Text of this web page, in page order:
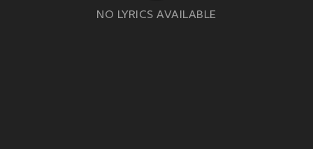
NO LYRICS AVAILABLE